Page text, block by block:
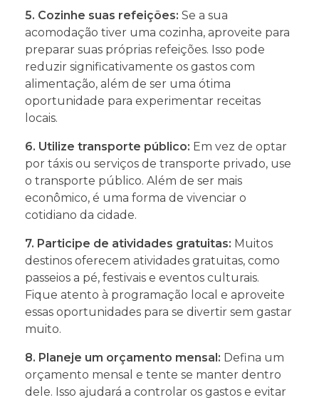
5. Cozinhe suas refeições: Se a sua
acomodação tiver uma cozinha, aproveite para
preparar suas próprias refeições. Isso pode
reduzir significativamente os gastos com
alimentação, além de ser uma ótima
oportunidade para experimentar receitas
locais.
6. Utilize transporte público: Em vez de optar
por táxis ou serviços de transporte privado, use
o transporte público. Além de ser mais
econômico, é uma forma de vivenciar o
cotidiano da cidade.
7. Participe de atividades gratuitas: Muitos
destinos oferecem atividades gratuitas, como
passeios a pé, festivais e eventos culturais.
Fique atento à programação local e aproveite
essas oportunidades para se divertir sem gastar
muito.
8. Planeje um orçamento mensal: Defina um
orçamento mensal e tente se manter dentro
dele. Isso ajudará a controlar os gastos e evitar